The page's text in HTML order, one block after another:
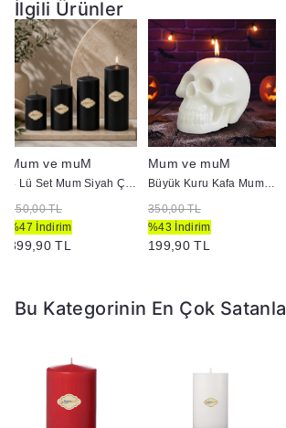
İlgili Ürünler
Mum ve muM
4 Lü Set Mum Siyah Çap :5 cm
750,00 TL
%47 İndirim
399,90 TL
Mum ve muM
Büyük Kuru Kafa Mum Beyaz
350,00 TL
%43 İndirim
199,90 TL
Bu Kategorinin En Çok